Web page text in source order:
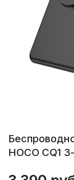
HOCO CQ1